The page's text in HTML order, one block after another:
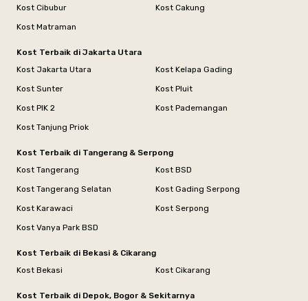
Kost Cibubur
Kost Cakung
Kost Matraman
Kost Terbaik di Jakarta Utara
Kost Jakarta Utara
Kost Kelapa Gading
Kost Sunter
Kost Pluit
Kost PIK 2
Kost Pademangan
Kost Tanjung Priok
Kost Terbaik di Tangerang & Serpong
Kost Tangerang
Kost BSD
Kost Tangerang Selatan
Kost Gading Serpong
Kost Karawaci
Kost Serpong
Kost Vanya Park BSD
Kost Terbaik di Bekasi & Cikarang
Kost Bekasi
Kost Cikarang
Kost Terbaik di Depok, Bogor & Sekitarnya